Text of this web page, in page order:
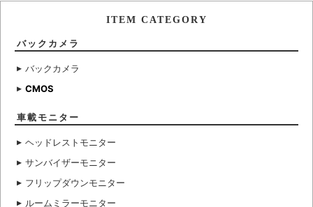
ITEM CATEGORY
バックカメラ
バックカメラ
CMOS
車載モニター
ヘッドレストモニター
サンバイザーモニター
フリップダウンモニター
ルームミラーモニター